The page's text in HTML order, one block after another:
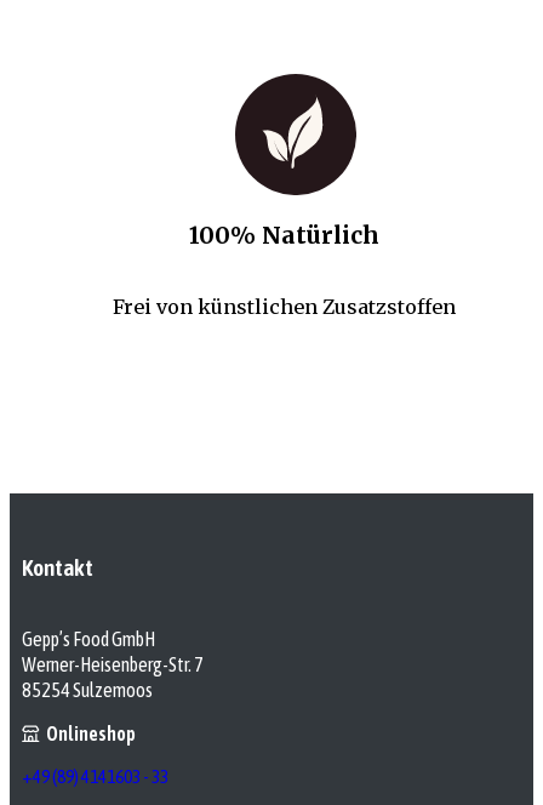
100% Natürlich
Frei von künstlichen Zusatzstoffen
Kontakt
Gepp’s Food GmbH
Werner-Heisenberg-Str. 7
85254 Sulzemoos
Onlineshop
+49 (89) 4141603 - 33